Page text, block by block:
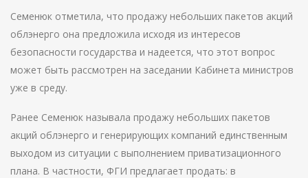
Семенюк отметила, что продажу небольших пакетов акций
облэнерго она предложила исходя из интересов
безопасности государства и надеется, что этот вопрос
может быть рассмотрен на заседании Кабинета министров
уже в среду.
Ранее Семенюк называла продажу небольших пакетов
акций облэнерго и генерирующих компаний единственным
выходом из ситуации с выполнением приватизационного
плана. В частности, ФГИ предлагает продать: в